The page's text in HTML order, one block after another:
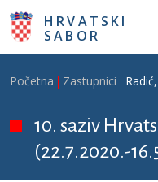
Skoči na glavni sadržaj
HRVATSKI
SABOR
Breadcrumb
Početna Zastupnici
10. saziv
(22.7.2020.-